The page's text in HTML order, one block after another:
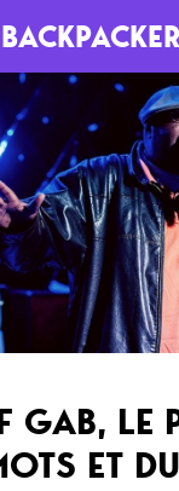
MAG
Dossiers
Tops
Interviews
Sorties
GAB, LE
ET